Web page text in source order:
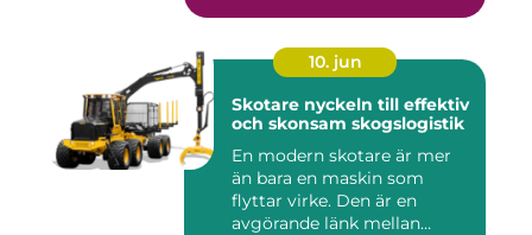
10. jun
Skotare nyckeln till effektiv
och skonsam skogslogistik
En modern skotare är mer
än bara en maskin som
flyttar virke. Den är en
avgörande länk mellan